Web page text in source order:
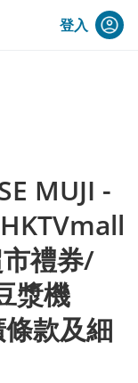
登入
MUJI -
禮券/
漿機
款及細